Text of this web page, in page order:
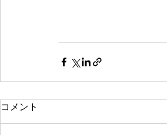
コメント